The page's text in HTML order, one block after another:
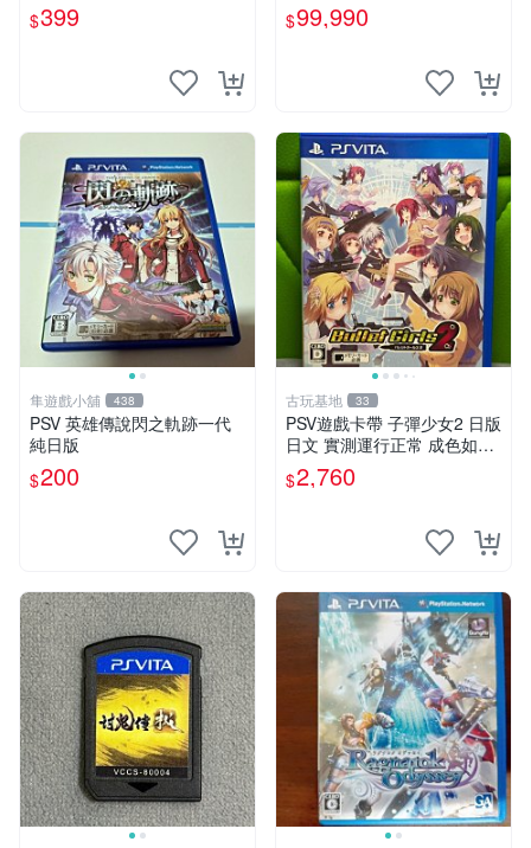
$399
ANCING ALL NIGHT 日文版
台中恐龍
$99,990
隼遊戲小舖 438
PSV 英雄傳說閃之軌跡一代
純日版
$200
古玩基地 33
PSV遊戲卡帶 子彈少女2 日版
日文 實測運行正常 成色如圖
售時不退 子彈少女 PSV 游戲
$2,760